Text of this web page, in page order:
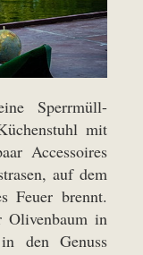
Sperrmüll-
mit
Accessoires
auf dem
Feuer brennt.
Olivenbaum in
den Genuss